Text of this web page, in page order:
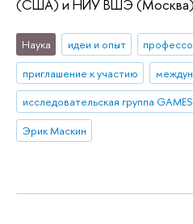
(США) и НИУ ВШЭ (Москва)
Наука идеи и опыт
приглашение к участию
исследовательская группа GAMES
Эрик Маскин